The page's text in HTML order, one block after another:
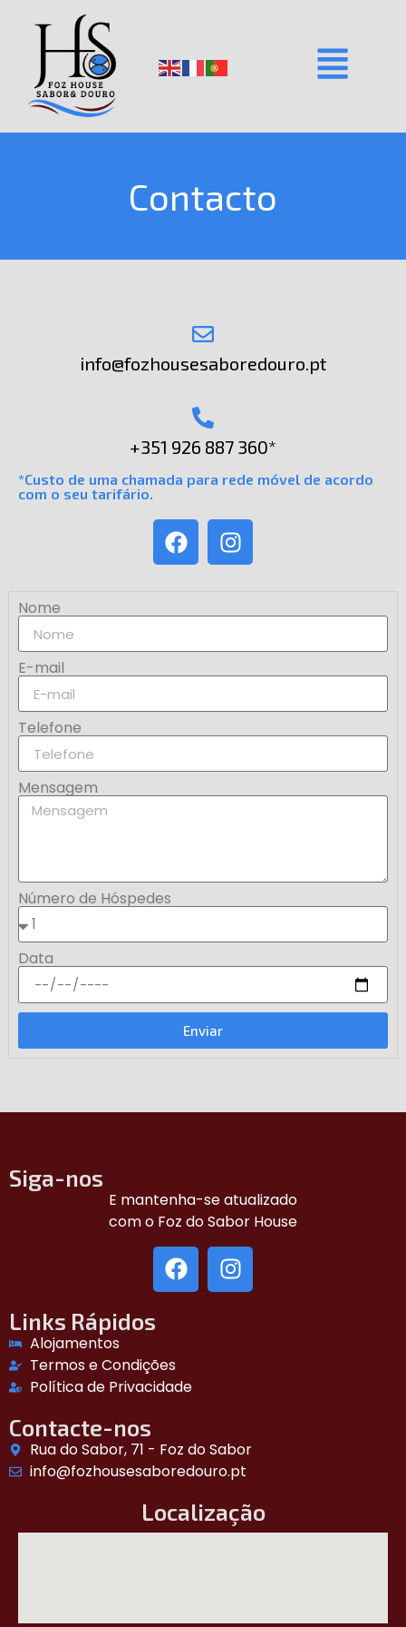
Contacto
info@fozhousesaboredouro.pt
+351 926 887 360*
*Custo de uma chamada para rede móvel de acordo
com o seu tarifário.
Nome
E-mail
Telefone
Mensagem
Número de Hóspedes
Data
Enviar
Siga-nos
E mantenha-se atualizado
com o Foz do Sabor House
Links Rápidos
Alojamentos
Termos e Condições
Política de Privacidade
Contacte-nos
Rua do Sabor, 71 - Foz do Sabor
info@fozhousesaboredouro.pt
Localização